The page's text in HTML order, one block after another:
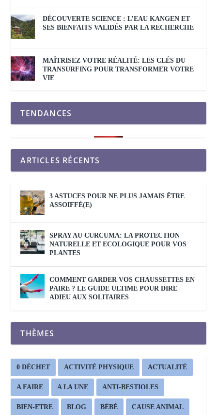
DÉCOUVERTE SCIENCE : L’EAU KANGEN ET
SES BIENFAITS VALIDÉS PAR LA RECHERCHE
MAÎTRISEZ VOTRE RÉALITÉ: LES CLÉS DU
TRANSURFING POUR TRANSFORMER VOTRE
VIE
TENDANCES
ARTICLES RÉCENTS
3 ASTUCES POUR NE PLUS JAMAIS ÊTRE
ASSOIFFÉ(E)
SPRAY AU CURCUMA: LA PROTECTION
NATURELLE ET ECOLOGIQUE POUR VOS
PLANTES
COMMENT GARDER VOS CHAUSSETTES EN
PAIRE ? LE GUIDE ULTIME POUR DIRE
ADIEU AUX SOLITAIRES
THÈMES
0 DÉCHET ACTIVITÉ PHYSIQUE ACTUALITÉ
A FAIRE A LA UNE ANTI-BESTIOLES
BIEN-ETRE BLOG BÉBÉ CAUSE ANIMAL